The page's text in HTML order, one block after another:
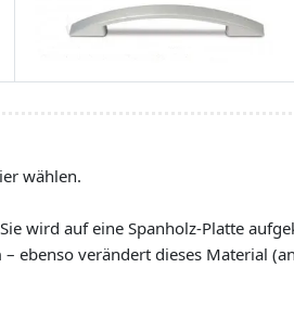
wählen.
wird auf eine Spanholz-Platte
– ebenso verändert dieses Material